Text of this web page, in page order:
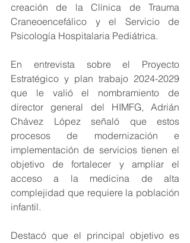
creación de la Clínica de Trauma
Craneoencefálico y el Servicio de
Psicología Hospitalaria Pediátrica.
En entrevista sobre el Proyecto
Estratégico y plan trabajo 2024-2029
que le valió el nombramiento de
director general del HIMFG, Adrián
Chávez López señaló que estos
procesos de modernización e
implementación de servicios tienen el
objetivo de fortalecer y ampliar el
acceso a la medicina de alta
complejidad que requiere la población
infantil.
Destacó que el principal objetivo es